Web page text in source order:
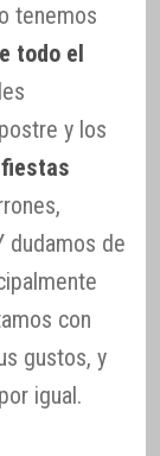
tenemos
todo el
y los
fiestas
dudamos de
con
gustos, y
igual.